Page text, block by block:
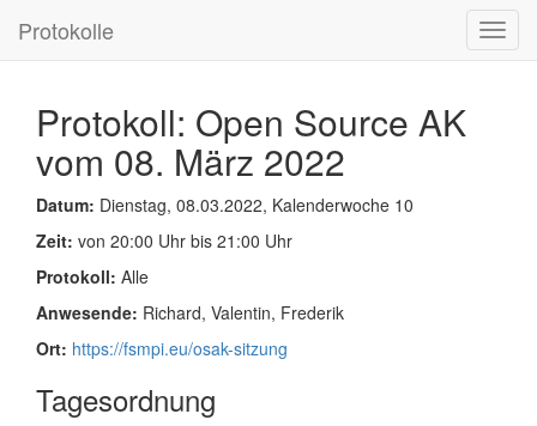
Protokolle
Protokoll: Open Source AK
vom 08. März 2022
Datum: Dienstag, 08.03.2022, Kalenderwoche 10
Zeit: von 20:00 Uhr bis 21:00 Uhr
Protokoll: Alle
Anwesende: Richard, Valentin, Frederik
Ort: https://fsmpi.eu/osak-sitzung
Tagesordnung